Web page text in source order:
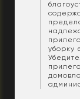
уборку